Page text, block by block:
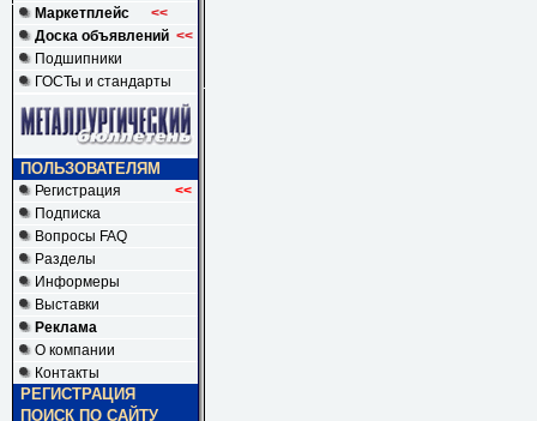
Маркетплейс
<<
Доска объявлений <<
Подшипники
ГОСТы и стандарты
ПОЛЬЗОВАТЕЛЯМ
Регистрация <<
Подписка
Вопросы FAQ
Разделы
Информеры
Выставки
Реклама
О компании
Контакты
РЕГИСТРАЦИЯ
ПОИСК ПО САЙТУ